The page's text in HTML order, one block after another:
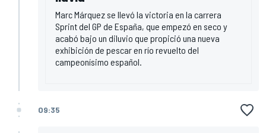
Marc Márquez se llevó la victoria en la carrera
Sprint del GP de España, que empezó en seco y
acabó bajo un diluvio que propició una nueva
exhibición de pescar en río revuelto del
campeonísimo español.
09:35